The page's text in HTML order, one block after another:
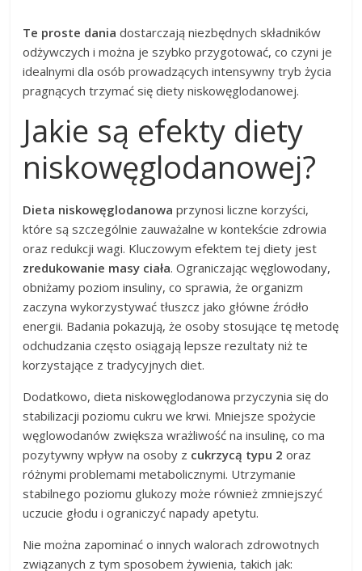
Te proste dania dostarczają niezbędnych składników
odżywczych i można je szybko przygotować, co czyni je
idealnymi dla osób prowadzących intensywny tryb życia
pragnących trzymać się diety niskowęglodanowej.
Jakie są efekty diety
niskowęglodanowej?
Dieta niskowęglodanowa przynosi liczne korzyści,
które są szczególnie zauważalne w kontekście zdrowia
oraz redukcji wagi. Kluczowym efektem tej diety jest
zredukowanie masy ciała. Ograniczając węglowodany,
obniżamy poziom insuliny, co sprawia, że organizm
zaczyna wykorzystywać tłuszcz jako główne źródło
energii. Badania pokazują, że osoby stosujące tę metodę
odchudzania często osiągają lepsze rezultaty niż te
korzystające z tradycyjnych diet.
Dodatkowo, dieta niskowęglodanowa przyczynia się do
stabilizacji poziomu cukru we krwi. Mniejsze spożycie
węglowodanów zwiększa wrażliwość na insulinę, co ma
pozytywny wpływ na osoby z cukrzycą typu 2 oraz
różnymi problemami metabolicznymi. Utrzymanie
stabilnego poziomu glukozy może również zmniejszyć
uczucie głodu i ograniczyć napady apetytu.
Nie można zapominać o innych walorach zdrowotnych
związanych z tym sposobem żywienia, takich jak: